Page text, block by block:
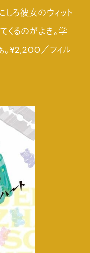
ろ彼女のウィット
くるのがよき。学
。¥2,200／フィル